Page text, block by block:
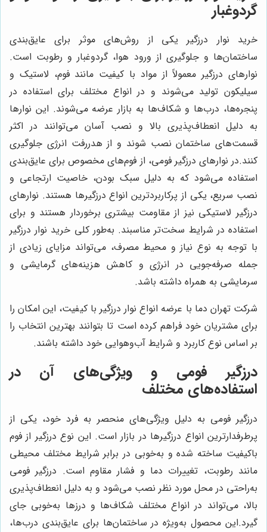
گردوغبار
خرید نوار درزگیر یکی از روش‌های موثر برای عایق‌بندی
ساختمان‌ها و جلوگیری از ورود هوا، گردوغبار و رطوبت است.
نوارهای درزگیر معمولاً از مواد با کیفیت مانند فوم، لاستیک و
سیلیکون تولید می‌شوند و در انواع مختلف برای استفاده در
پنجره‌ها، درب‌ها و شکاف‌ها به بازار عرضه می‌شوند. این نوارها
به دلیل انعطاف‌پذیری بالا و نصب آسان می‌توانند در اکثر
قسمت‌های ساختمان نصب شوند و از هدررفت انرژی جلوگیری
کنند.در نوارهای درزگیر فومی، از فوم‌های مخصوص برای عایق‌بندی
استفاده می‌شود که به دلیل سبک بودن، خاصیت ارتجاعی و
نصب سریع، یکی از پرکاربردترین انواع درزگیرها هستند. نوارهای
درزگیر لاستیکی نیز از مقاومت بیشتری برخوردار هستند و برای
استفاده در شرایط سخت‌تر مناسبند. به‌طور کلی خرید نوار درزگیر
با توجه به نوع نیاز و محیط مصرف، می‌تواند مزایای زیادی از
جمله صرفه‌جویی در انرژی و کاهش هزینه‌های گرمایشی و
سرمایشی به همراه داشته باشد.
شرکت تهران دما با عرضه انواع نوار درزگیر با کیفیت، این امکان را
برای مشتریان خود فراهم کرده است تا بتوانند بهترین انتخاب را
بر اساس نوع کاربرد و شرایط آب‌وهوایی خود داشته باشند.
درزگیر فومی و ویژگی‌های آن در
استفاده‌های مختلف
درزگیر فومی به دلیل ویژگی‌های منحصر به فرد خود، یکی از
پرطرفدارترین انواع درزگیرها در بازار است. این نوع درزگیر از فوم
باکیفیت ساخته شده و به‌خوبی در برابر شرایط مختلف محیطی
مانند رطوبت، تغییرات دما و فشار مقاوم است. درزگیر فومی
به‌راحتی در محل مورد نظر نصب می‌شود و به دلیل انعطاف‌پذیری
بالا، می‌تواند در انواع مختلف شکاف‌ها و درزها به‌خوبی جای
گیرد.این محصول به‌ویژه در ساختمان‌ها برای عایق‌بندی درب‌ها،